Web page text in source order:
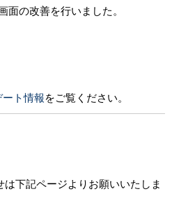
面の改善を行いました。
ート情報をご覧ください。
は下記ページよりお願いいたしま